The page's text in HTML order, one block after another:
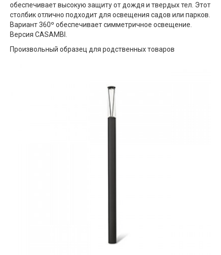
обеспечивает высокую защиту от дождя и твердых тел. Этот
столбик отлично подходит для освещения садов или парков.
Вариант 360º обеспечивает симметричное освещение.
Версия CASAMBI.
Произвольный образец для родственных товаров